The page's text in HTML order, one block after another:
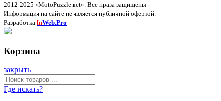
2012-2025 «MotoPuzzle.net». Все права защищены.
Информация на сайте не является публичной офертой.
Разработка InWeb.Pro
Корзина
закрыть
Где искать?